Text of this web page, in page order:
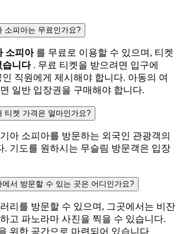
소피아는 무료인가요?
소피아를 무료로 이용할 수 있으며, 티켓
습니다. 무료 티켓을 받으려면 입구에
인 직원에게 제시해야 합니다. 아동의 여
일반 입장권을 구매해야 합니다.
티켓 가격은 얼마인가요?
아 소피아를 방문하는 외국인 관광객의
. 기도​를 원하시는 무슬림 방문객은 입장
서 방문할 수 있는 곳은 어디인가요?
리를 방문할 수 있으며, 그곳에서는 비잔
고 파노라마 사진을 찍을 수 있습니다.
위한 공간으로 마련되어 있습니다